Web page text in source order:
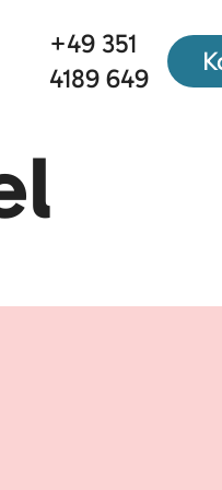
+49 351
4189 649